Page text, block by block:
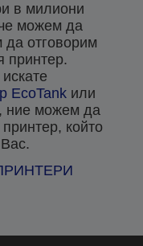
в милиони
можем да
отговорим
принтер.
EcoTankили
ние можем да
който